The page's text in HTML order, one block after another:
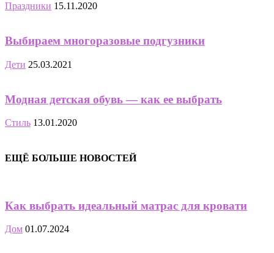
Праздники 15.11.2020
Выбираем многоразовые подгузники
Дети 25.03.2021
Модная детская обувь — как ее выбрать
Стиль 13.01.2020
ЕЩЁ БОЛЬШЕ НОВОСТЕЙ
Как выбрать идеальный матрас для кровати
Дом 01.07.2024